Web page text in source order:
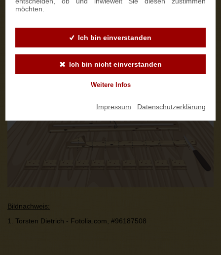
möchten.
Ich bin einverstanden
Ich bin nicht einverstanden
Weitere Infos
Impressum Datenschutzerklärung
Bildnachweis:
1. Torsten Dietrich - Fotolia.com, #96187508